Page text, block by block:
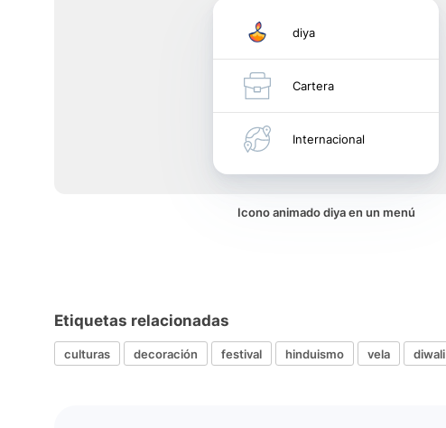
diya
Cartera
Internacional
Icono animado diya en un menú
Etiquetas relacionadas
culturas decoración festival hinduismo vela diwali